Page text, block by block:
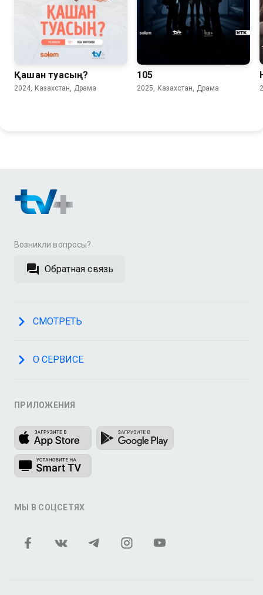
Қашан туасың?
2024, Казахстан, Драма
105
2025, Казахстан, Драма
Возникли вопросы?
Обратная связь
СМОТРЕТЬ
О СЕРВИСЕ
ПРИЛОЖЕНИЯ
МЫ В СОЦСЕТЯХ